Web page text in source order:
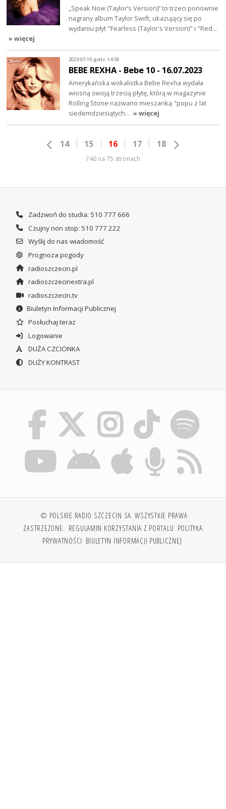
„Speak Now (Taylor’s Version)” to trzeci ponownie
nagrany album Taylor Swift, ukazujący się po
wydaniu płyt "Fearless (Taylor's Version)" i "Red…
» więcej
2023-07-10, godz. 14:58
BEBE REXHA - Bebe 10 - 16.07.2023
Amerykańska wokalistka Bebe Rexha wydała
wiosną swoją trzecią płytę, którą w magazynie
Rolling Stone nazwano mieszanką "popu z lat
siedemdziesiątych… » więcej
14 15 16 17 18
746 na 75 stronach
Zadzwoń do studia: 510 777 666
Czujny non stop: 510 777 222
Wyślij do nas wiadomość
Prognoza pogody
radioszczecin.pl
radioszczecinextra.pl
radioszczecin.tv
Biuletyn Informacji Publicznej
Posłuchaj teraz
Logowanie
DUŻA CZCIONKA
DUŻY KONTRAST
© POLSKIE RADIO SZCZECIN SA. WSZYSTKIE PRAWA
ZASTRZEŻONE. REGULAMIN KORZYSTANIA Z PORTALU POLITYKA
PRYWATNOŚCI BIULETYN INFORMACJI PUBLICZNEJ